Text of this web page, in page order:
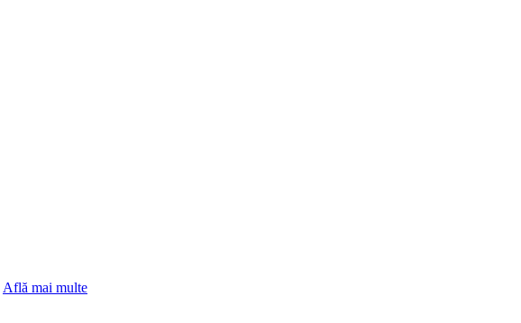
Află mai multe